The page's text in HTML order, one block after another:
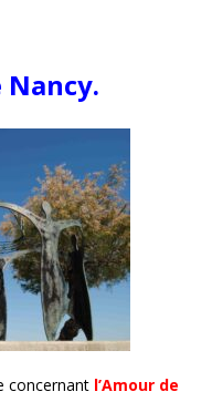
Nancy.
concernant l’Amour de